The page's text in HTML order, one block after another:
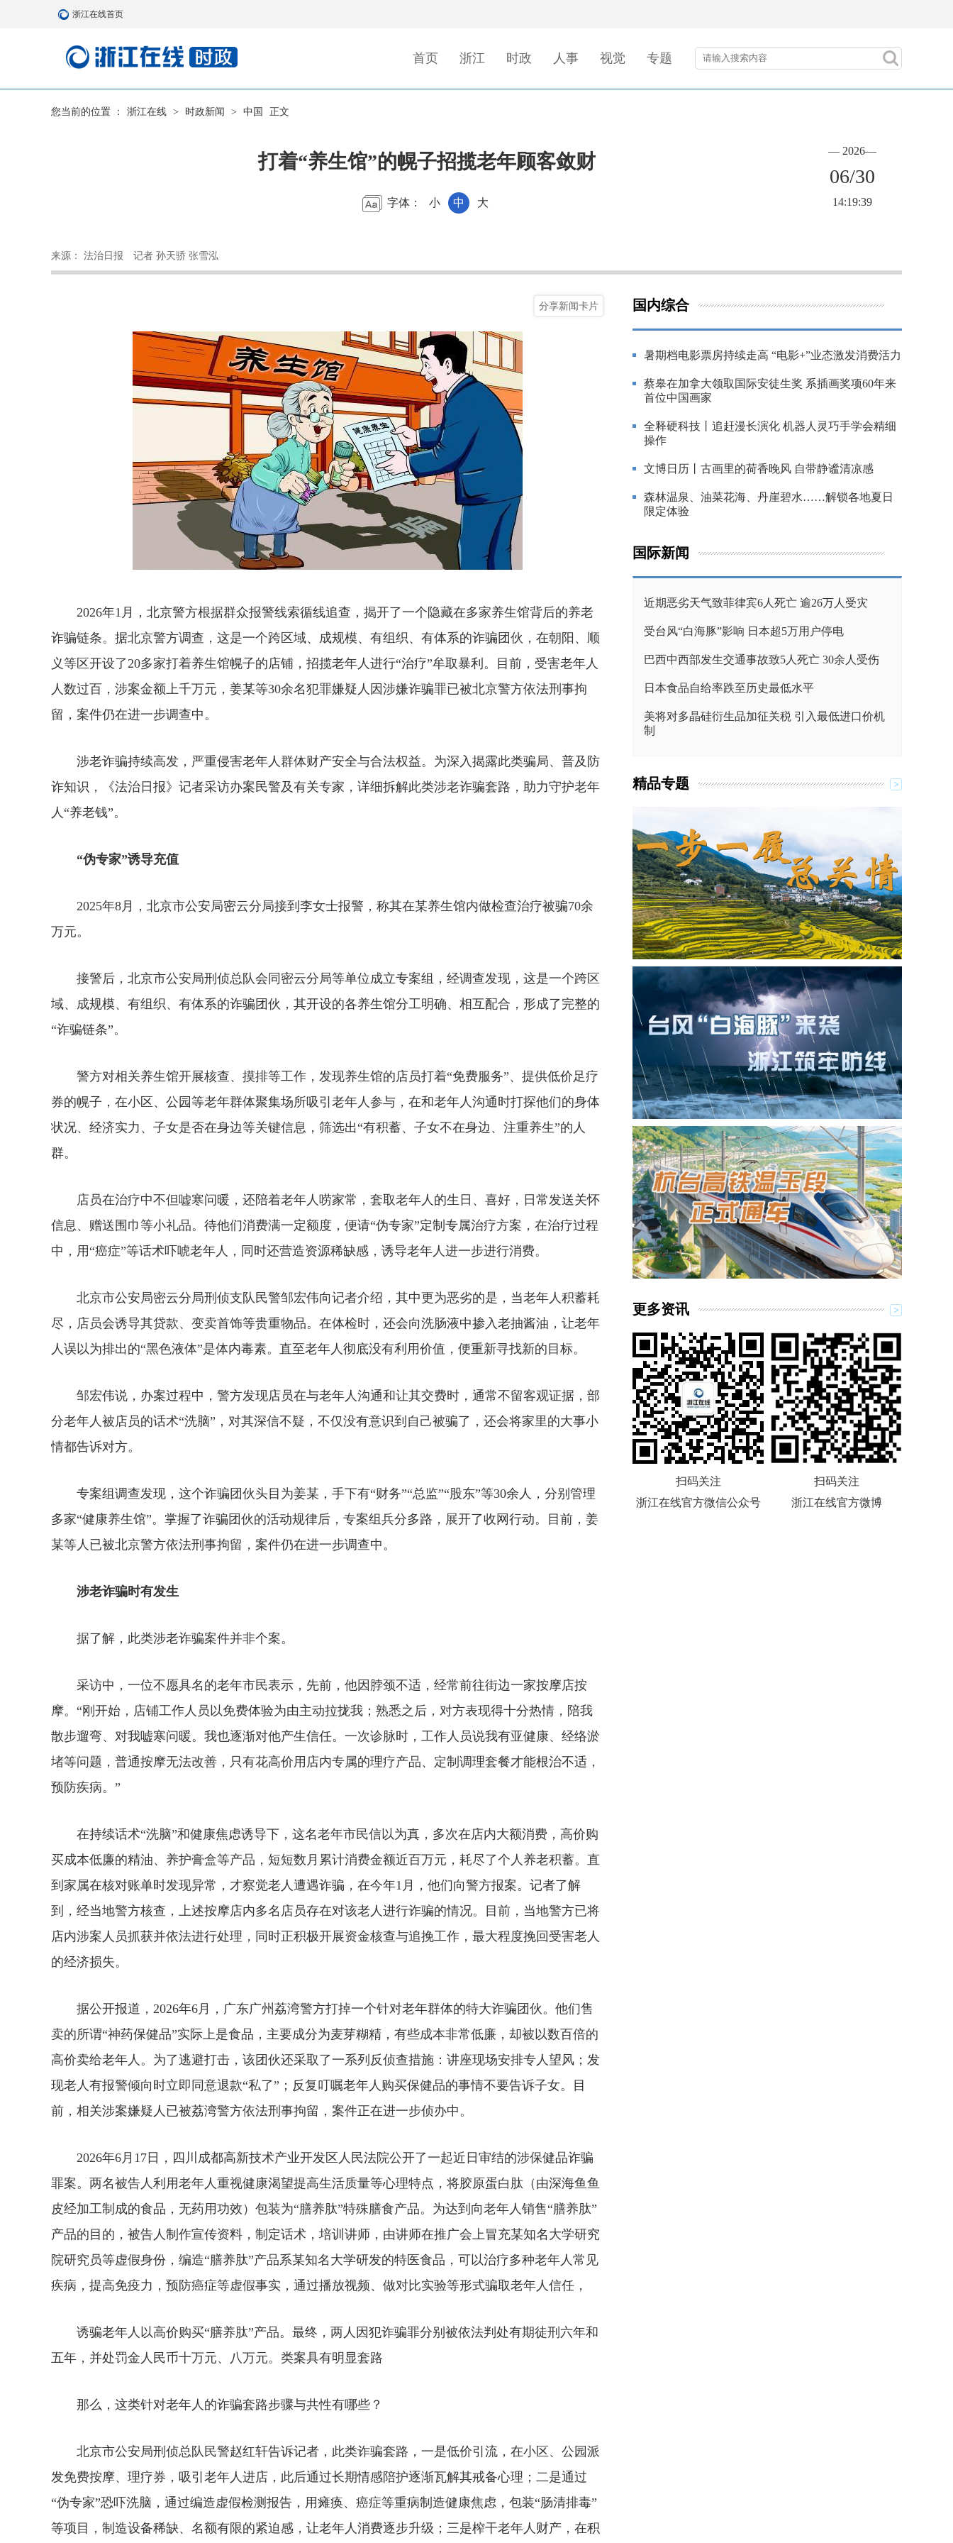
浙江在线首页
首页 浙江 时政 人事 视觉 专题
您当前的位置 ： 浙江在线 > 时政新闻 > 中国 正文
打着“养生馆”的幌子招揽老年顾客敛财
字体： 小 中 大
— 2026—
06/30
14:19:39
来源： 法治日报 记者 孙天骄 张雪泓
分享新闻卡片
2026年1月，北京警方根据群众报警线索循线追查，揭开了一个隐藏在多家养生馆背后的养老
诈骗链条。据北京警方调查，这是一个跨区域、成规模、有组织、有体系的诈骗团伙，在朝阳、顺
义等区开设了20多家打着养生馆幌子的店铺，招揽老年人进行“治疗”牟取暴利。目前，受害老年人
人数过百，涉案金额上千万元，姜某等30余名犯罪嫌疑人因涉嫌诈骗罪已被北京警方依法刑事拘
留，案件仍在进一步调查中。
涉老诈骗持续高发，严重侵害老年人群体财产安全与合法权益。为深入揭露此类骗局、普及防
诈知识，《法治日报》记者采访办案民警及有关专家，详细拆解此类涉老诈骗套路，助力守护老年
人“养老钱”。
“伪专家”诱导充值
2025年8月，北京市公安局密云分局接到李女士报警，称其在某养生馆内做检查治疗被骗70余
万元。
接警后，北京市公安局刑侦总队会同密云分局等单位成立专案组，经调查发现，这是一个跨区
域、成规模、有组织、有体系的诈骗团伙，其开设的各养生馆分工明确、相互配合，形成了完整的
“诈骗链条”。
警方对相关养生馆开展核查、摸排等工作，发现养生馆的店员打着“免费服务”、提供低价足疗
券的幌子，在小区、公园等老年群体聚集场所吸引老年人参与，在和老年人沟通时打探他们的身体
状况、经济实力、子女是否在身边等关键信息，筛选出“有积蓄、子女不在身边、注重养生”的人
群。
店员在治疗中不但嘘寒问暖，还陪着老年人唠家常，套取老年人的生日、喜好，日常发送关怀
信息、赠送围巾等小礼品。待他们消费满一定额度，便请“伪专家”定制专属治疗方案，在治疗过程
中，用“癌症”等话术吓唬老年人，同时还营造资源稀缺感，诱导老年人进一步进行消费。
北京市公安局密云分局刑侦支队民警邹宏伟向记者介绍，其中更为恶劣的是，当老年人积蓄耗
尽，店员会诱导其贷款、变卖首饰等贵重物品。在体检时，还会向洗肠液中掺入老抽酱油，让老年
人误以为排出的“黑色液体”是体内毒素。直至老年人彻底没有利用价值，便重新寻找新的目标。
邹宏伟说，办案过程中，警方发现店员在与老年人沟通和让其交费时，通常不留客观证据，部
分老年人被店员的话术“洗脑”，对其深信不疑，不仅没有意识到自己被骗了，还会将家里的大事小
情都告诉对方。
专案组调查发现，这个诈骗团伙头目为姜某，手下有“财务”“总监”“股东”等30余人，分别管理
多家“健康养生馆”。掌握了诈骗团伙的活动规律后，专案组兵分多路，展开了收网行动。目前，姜
某等人已被北京警方依法刑事拘留，案件仍在进一步调查中。
涉老诈骗时有发生
据了解，此类涉老诈骗案件并非个案。
采访中，一位不愿具名的老年市民表示，先前，他因脖颈不适，经常前往街边一家按摩店按
摩。“刚开始，店铺工作人员以免费体验为由主动拉拢我；熟悉之后，对方表现得十分热情，陪我
散步遛弯、对我嘘寒问暖。我也逐渐对他产生信任。一次诊脉时，工作人员说我有亚健康、经络淤
堵等问题，普通按摩无法改善，只有花高价用店内专属的理疗产品、定制调理套餐才能根治不适，
预防疾病。”
在持续话术“洗脑”和健康焦虑诱导下，这名老年市民信以为真，多次在店内大额消费，高价购
买成本低廉的精油、养护膏盒等产品，短短数月累计消费金额近百万元，耗尽了个人养老积蓄。直
到家属在核对账单时发现异常，才察觉老人遭遇诈骗，在今年1月，他们向警方报案。记者了解
到，经当地警方核查，上述按摩店内多名店员存在对该老人进行诈骗的情况。目前，当地警方已将
店内涉案人员抓获并依法进行处理，同时正积极开展资金核查与追挽工作，最大程度挽回受害老人
的经济损失。
据公开报道，2026年6月，广东广州荔湾警方打掉一个针对老年群体的特大诈骗团伙。他们售
卖的所谓“神药保健品”实际上是食品，主要成分为麦芽糊精，有些成本非常低廉，却被以数百倍的
高价卖给老年人。为了逃避打击，该团伙还采取了一系列反侦查措施：讲座现场安排专人望风；发
现老人有报警倾向时立即同意退款“私了”；反复叮嘱老年人购买保健品的事情不要告诉子女。目
前，相关涉案嫌疑人已被荔湾警方依法刑事拘留，案件正在进一步侦办中。
2026年6月17日，四川成都高新技术产业开发区人民法院公开了一起近日审结的涉保健品诈骗
罪案。两名被告人利用老年人重视健康渴望提高生活质量等心理特点，将胶原蛋白肽（由深海鱼鱼
皮经加工制成的食品，无药用功效）包装为“膳养肽”特殊膳食产品。为达到向老年人销售“膳养肽”
产品的目的，被告人制作宣传资料，制定话术，培训讲师，由讲师在推广会上冒充某知名大学研究
院研究员等虚假身份，编造“膳养肽”产品系某知名大学研发的特医食品，可以治疗多种老年人常见
疾病，提高免疫力，预防癌症等虚假事实，通过播放视频、做对比实验等形式骗取老年人信任，
诱骗老年人以高价购买“膳养肽”产品。最终，两人因犯诈骗罪分别被依法判处有期徒刑六年和
五年，并处罚金人民币十万元、八万元。类案具有明显套路
那么，这类针对老年人的诈骗套路步骤与共性有哪些？
北京市公安局刑侦总队民警赵红轩告诉记者，此类诈骗套路，一是低价引流，在小区、公园派
发免费按摩、理疗券，吸引老年人进店，此后通过长期情感陪护逐渐瓦解其戒备心理；二是通过
“伪专家”恐吓洗脑，通过编造虚假检测报告，用瘫痪、癌症等重病制造健康焦虑，包装“肠清排毒”
等项目，制造设备稀缺、名额有限的紧迫感，让老年人消费逐步升级；三是榨干老年人财产，在积
国内综合
暑期档电影票房持续走高 “电影+”业态激发消费活力
蔡皋在加拿大领取国际安徒生奖 系插画奖项60年来
首位中国画家
全释硬科技丨追赶漫长演化 机器人灵巧手学会精细
操作
文博日历丨古画里的荷香晚风 自带静谧清凉感
森林温泉、油菜花海、丹崖碧水……解锁各地夏日
限定体验
国际新闻
近期恶劣天气致菲律宾6人死亡 逾26万人受灾
受台风“白海豚”影响 日本超5万用户停电
巴西中西部发生交通事故致5人死亡 30余人受伤
日本食品自给率跌至历史最低水平
美将对多晶硅衍生品加征关税 引入最低进口价机
制
精品专题
更多资讯
扫码关注
浙江在线官方微信公众号
扫码关注
浙江在线官方微博